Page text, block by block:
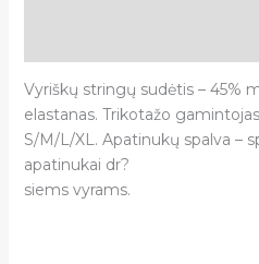
Vyriškų stringų sudėtis – 45%
elastanas. Trikotažo
S/M/L/XL. Apatinukų spalva –
apatinukai dr?
siems vyrams.